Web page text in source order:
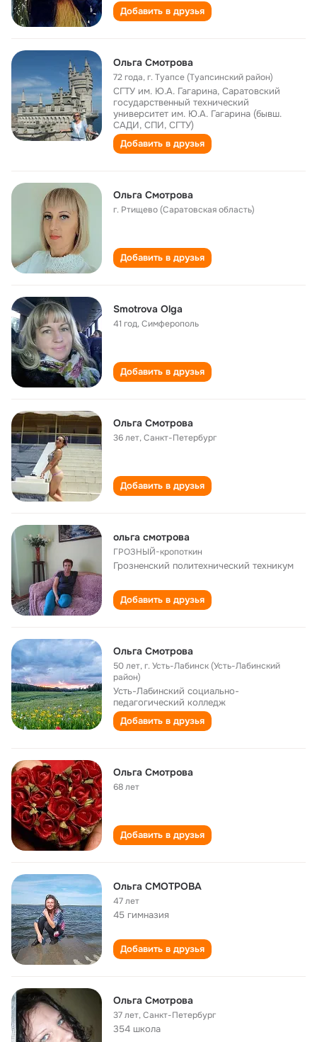
Добавить в друзья
Ольга Смотрова
72 года,г. Туапсе (Туапсинский район)
СГТУ им. Ю.А. Гагарина, Саратовский
государственный технический
университет им. Ю.А. Гагарина (бывш.
САДИ, СПИ, СГТУ)
Добавить в друзья
Ольга Смотрова
г. Ртищево (Саратовская область)
Добавить в друзья
Smotrova Olga
41 год,Симферополь
Добавить в друзья
Ольга Смотрова
36 лет,Санкт-Петербург
Добавить в друзья
ольга смотрова
ГРОЗНЫЙ-кропоткин
Грозненский политехнический техникум
Добавить в друзья
Ольга Смотрова
50 лет,г. Усть-Лабинск (Усть-Лабинский
район)
Усть-Лабинский социально-
педагогический колледж
Добавить в друзья
Ольга Смотрова
68 лет
Добавить в друзья
Ольга СМОТРОВА
47 лет
45 гимназия
Добавить в друзья
Ольга Смотрова
37 лет,Санкт-Петербург
354 школа